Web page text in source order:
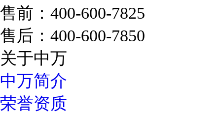
售前：400-600-7825
售后：400-600-7850
关于中万
中万简介
荣誉资质